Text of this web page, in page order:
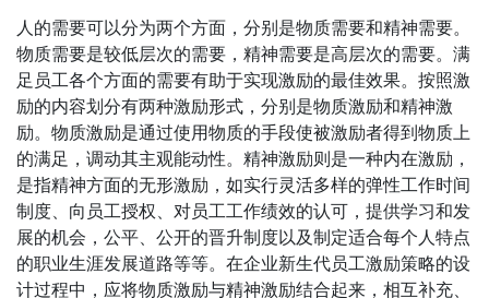
人的需要可以分为两个方面，分别是物质需要和精神需要。
物质需要是较低层次的需要，精神需要是高层次的需要。满
足员工各个方面的需要有助于实现激励的最佳效果。按照激
励的内容划分有两种激励形式，分别是物质激励和精神激
励。物质激励是通过使用物质的手段使被激励者得到物质上
的满足，调动其主观能动性。精神激励则是一种内在激励，
是指精神方面的无形激励，如实行灵活多样的弹性工作时间
制度、向员工授权、对员工工作绩效的认可，提供学习和发
展的机会，公平、公开的晋升制度以及制定适合每个人特点
的职业生涯发展道路等等。在企业新生代员工激励策略的设
计过程中，应将物质激励与精神激励结合起来，相互补充、